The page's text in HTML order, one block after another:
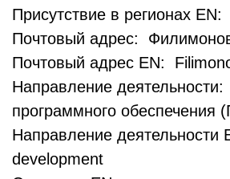
Присутствие в регионах
Почтовый адрес:
Почтовый адрес EN:
Направление деятельности:
программного обеспечения
Направление деятельности
development